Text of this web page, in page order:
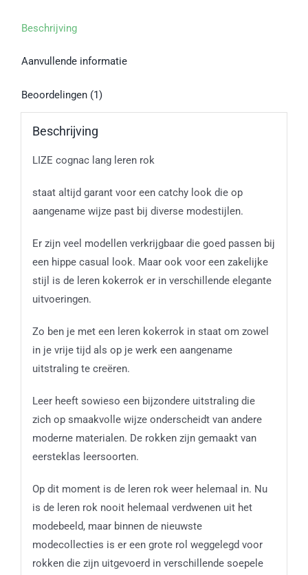
Beschrijving
Aanvullende informatie
Beoordelingen (1)
Beschrijving
LIZE cognac lang leren rok
staat altijd garant voor een catchy look die op
aangename wijze past bij diverse modestijlen.
Er zijn veel modellen verkrijgbaar die goed passen bij
een hippe casual look. Maar ook voor een zakelijke
stijl is de leren kokerrok er in verschillende elegante
uitvoeringen.
Zo ben je met een leren kokerrok in staat om zowel
in je vrije tijd als op je werk een aangename
uitstraling te creëren.
Leer heeft sowieso een bijzondere uitstraling die
zich op smaakvolle wijze onderscheidt van andere
moderne materialen. De rokken zijn gemaakt van
eersteklas leersoorten.
Op dit moment is de leren rok weer helemaal in. Nu
is de leren rok nooit helemaal verdwenen uit het
modebeeld, maar binnen de nieuwste
modecollecties is er een grote rol weggelegd voor
rokken die zijn uitgevoerd in verschillende soepele